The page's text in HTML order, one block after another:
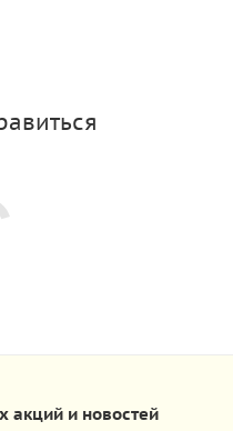
акций и новостей